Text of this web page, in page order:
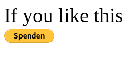
If you like this